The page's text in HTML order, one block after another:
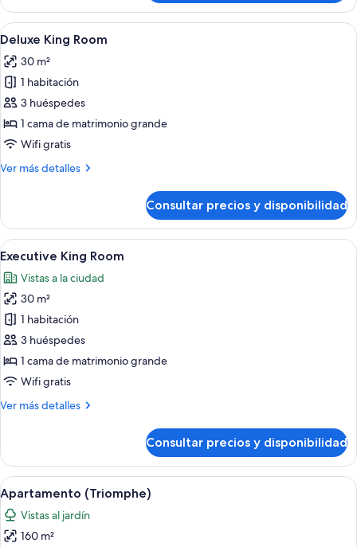
Deluxe,
vistas
al
Abrir
todas
las
fotos
de
Deluxe
King
Habitación de hotel con una cama
5
Deluxe King Room
30 m²
1 habitación
3 huéspedes
1 cama de matrimonio grande
Wifi gratis
Ver más detalles
Más
King
Room
Consultar precios y disponibilidad
Abrir
todas
las
fotos
de
Executive
King
Room
Habitación de hotel con una cama
7
Executive King Room
Vistas a la ciudad
30 m²
1 habitación
3 huéspedes
1 cama de matrimonio grande
Wifi gratis
Ver más detalles
Más
King
Room
Consultar precios y disponibilidad
Abrir
todas
las
fotos
Un dormitorio con una cama
9
Apartamento (Triomphe)
Vistas al jardín
160 m²